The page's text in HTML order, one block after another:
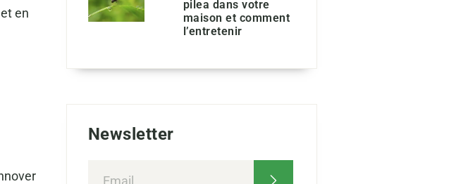
en
pilea dans votre
maison et comment
l’entretenir
Newsletter